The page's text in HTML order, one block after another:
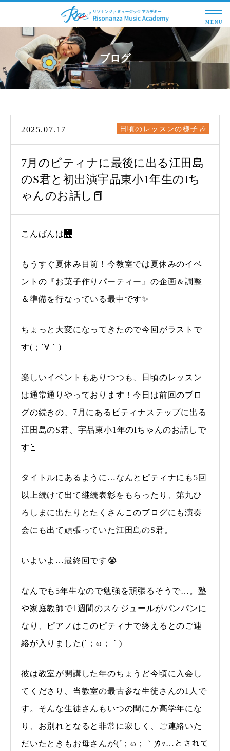
MENU
ブログ
2025.07.17 日頃のレッスンの様子🎶
7月のピティナに最後に出る江田島
のS君と初出演宇品東小1年生のIち
ゃんのお話し📕
こんばんは🌉
もうすぐ夏休み目前！今教室では夏休みのイベ
ントの『お菓子作りパーティー』の企画＆調整
＆準備を行なっている最中です✨
ちょっと大変になってきたので今回がラストで
す(；´∀｀)
楽しいイベントもありつつも、日頃のレッスン
は通常通りやっております！今日は前回のブロ
グの続きの、7月にあるピティナステップに出る
江田島のS君、宇品東小1年のIちゃんのお話しで
す📕
タイトルにあるように…なんとピティナにも5回
以上続けて出て継続表彰をもらったり、第九ひ
ろしまに出たりとたくさんこのブログにも演奏
会にも出て頑張っていた江田島のS君。
いよいよ…最終回です😭
なんでも5年生なので勉強を頑張るそうで…。塾
や家庭教師で1週間のスケジュールがパンパンに
なり、ピアノはこのピティナで終えるとのご連
絡が入りました(´；ω；｀)
彼は教室が開講した年のちょうど今頃に入会し
てくださり、当教室の最古参な生徒さんの1人で
す。そんな生徒さんもいつの間にか高学年にな
り、お別れとなると非常に寂しく、ご連絡いた
だいたときもお母さんが(´；ω；｀)ｳｯ…とされて